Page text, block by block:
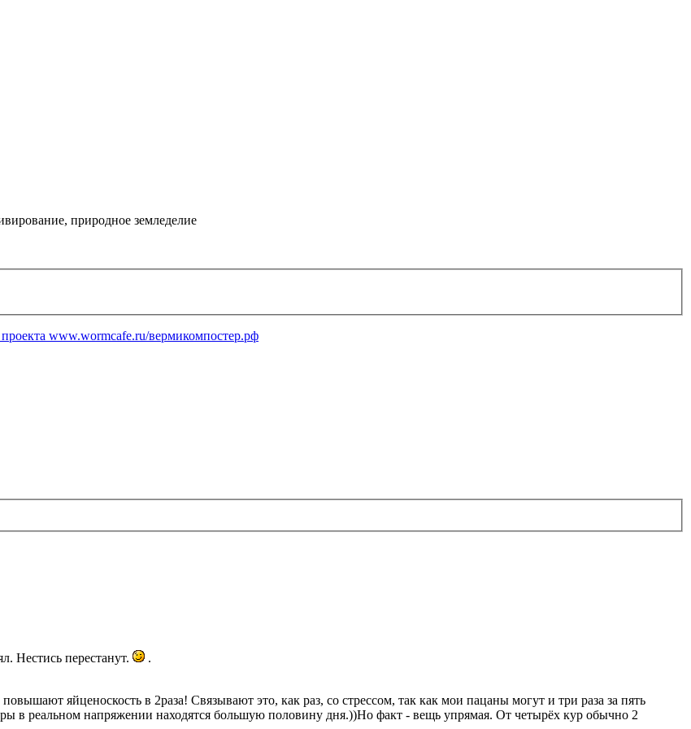
природное земледелие
www.wormcafe.ru/вермикомпостер.рф
Нестись перестанут. .
яйценоскость в 2раза! Связывают это, как раз, со стрессом, так как мои пацаны могут и три раза за пять
в реальном напряжении находятся большую половину дня.))Но факт - вещь упрямая. От четырёх кур обычно 2